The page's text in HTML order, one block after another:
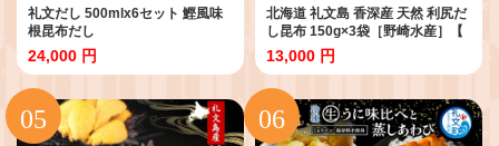
礼文だし 500mlx6セット 鰹風味
根昆布だし
24,000 円
北海道 礼文島 香深産 天然 利尻だ
し昆布 150g×3袋［野崎水産］【
昆布 だし昆布 出汁こんぶ 天然 利
尻昆布 香深産 海藻 和食 煮物 旨味
】
13,000 円